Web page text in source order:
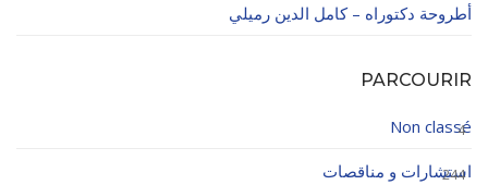
أطروحة دكتوراه – كامل الدين رميلي
PARCOURIR
Non classé
4
استشارات و مناقصات
244